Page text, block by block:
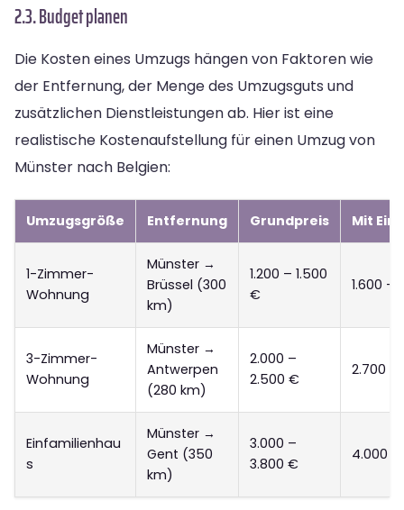
2.3. Budget planen
Die Kosten eines Umzugs hängen von Faktoren wie
der Entfernung, der Menge des Umzugsguts und
zusätzlichen Dienstleistungen ab. Hier ist eine
realistische Kostenaufstellung für einen Umzug von
Münster nach Belgien:
Umzugsgröße Entfernung Grundpreis Mit
1-Zimmer-
Wohnung
Münster →
Brüssel (300
km)
1.200 – 1.500
€
1.600 –
3-Zimmer-
Wohnung
Münster →
Antwerpen
(280 km)
2.000 –
2.500 €
2.700 –
Einfamilienhau
s
Münster →
Gent (350
km)
3.000 –
3.800 €
4.000